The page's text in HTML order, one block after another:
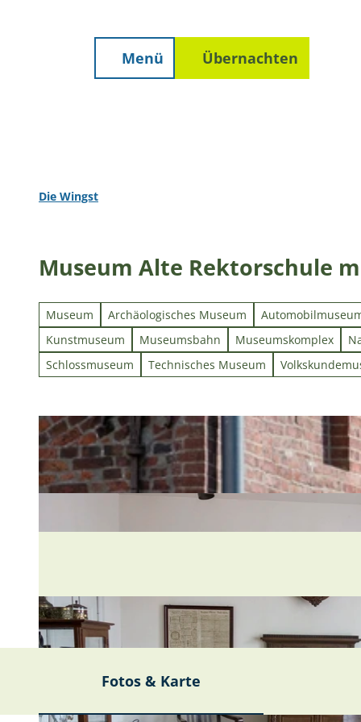
Menü Übernachten
Die Wingst
Museum Alte Rektorschule
Museum Archäologisches Museum
Kunstmuseum
Museumsbahn Museumskomplex
Schlossmuseum
Technisches Museum
Fotos & Karte